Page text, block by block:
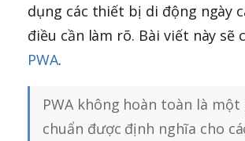
dụng các thiết bị di động ngày
điều cần làm rõ. Bài viết này
PWA.
PWA không hoàn toàn là
chuẩn được định nghĩa cho